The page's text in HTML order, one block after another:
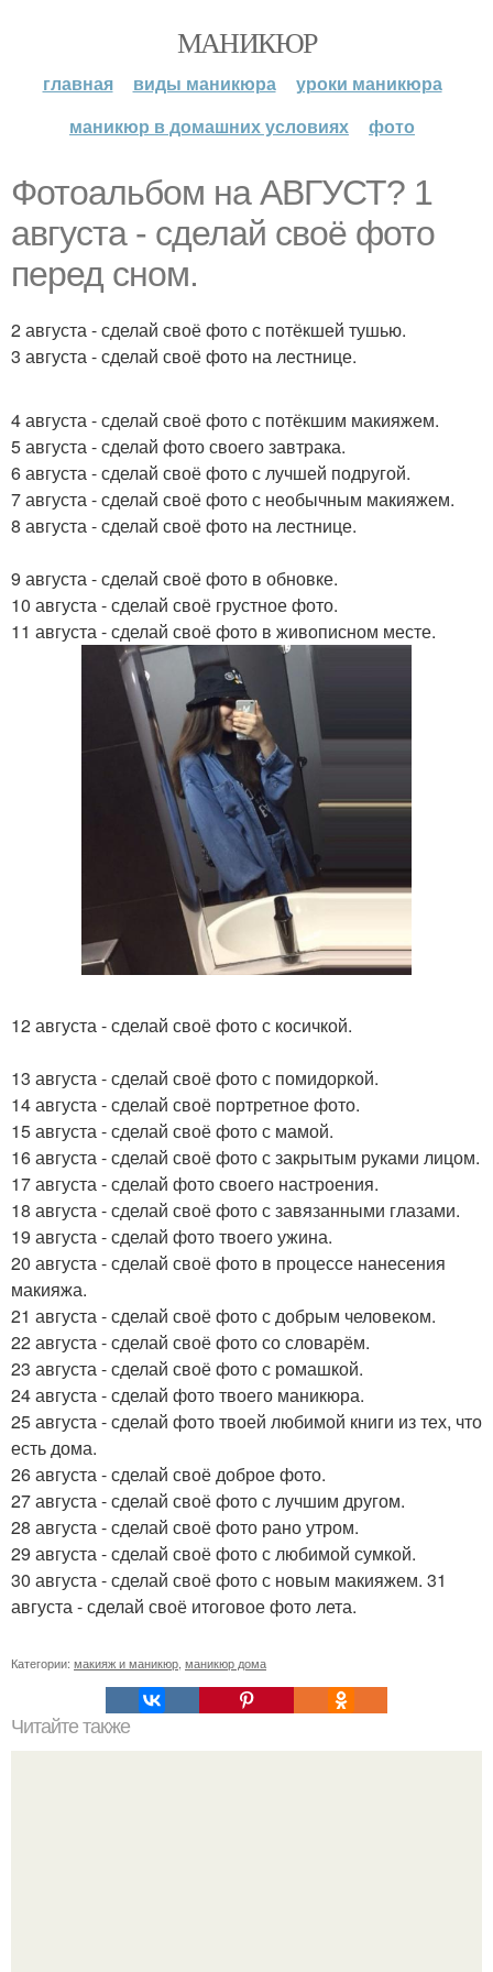
МАНИКЮР
главная виды маникюра
уроки маникюра
маникюр в домашних условиях
фото
Фотоальбом на АВГУСТ? 1
августа - сделай своё фото
перед сном.
2 августа - сделай своё фото с потёкшей тушью.
3 августа - сделай своё фото на лестнице.
4 августа - сделай своё фото с потёкшим макияжем.
5 августа - сделай фото своего завтрака.
6 августа - сделай своё фото с лучшей подругой.
7 августа - сделай своё фото с необычным макияжем.
8 августа - сделай своё фото на лестнице.
9 августа - сделай своё фото в обновке.
10 августа - сделай своё грустное фото.
11 августа - сделай своё фото в живописном месте.
12 августа - сделай своё фото с косичкой.
13 августа - сделай своё фото с помидоркой.
14 августа - сделай своё портретное фото.
15 августа - сделай своё фото с мамой.
16 августа - сделай своё фото с закрытым руками лицом.
17 августа - сделай фото своего настроения.
18 августа - сделай своё фото с завязанными глазами.
19 августа - сделай фото твоего ужина.
20 августа - сделай своё фото в процессе нанесения
макияжа.
21 августа - сделай своё фото с добрым человеком.
22 августа - сделай своё фото со словарём.
23 августа - сделай своё фото с ромашкой.
24 августа - сделай фото твоего маникюра.
25 августа - сделай фото твоей любимой книги из тех, что
есть дома.
26 августа - сделай своё доброе фото.
27 августа - сделай своё фото с лучшим другом.
28 августа - сделай своё фото рано утром.
29 августа - сделай своё фото с любимой сумкой.
30 августа - сделай своё фото с новым макияжем. 31
августа - сделай своё итоговое фото лета.
Категории: макияж и маникюр маникюр дома
Читайте также